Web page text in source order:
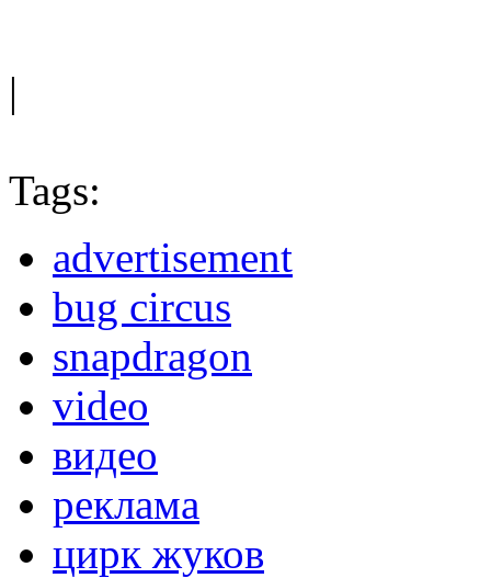
|
Tags:
advertisement
bug circus
snapdragon
video
видео
реклама
цирк жуков